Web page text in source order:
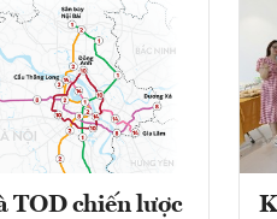
TOD chiến lược